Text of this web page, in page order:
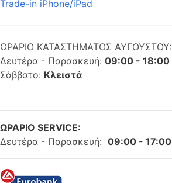
Trade-in iPhone/iPad
ΩΡΑΡΙΟ ΚΑΤΑΣΤΗΜΑΤΟΣ ΑΥΓΟΥΣΤΟΥ:
Δευτέρα - Παρασκευή: 09:00 - 18:00
Σάββατο: Κλειστά
ΩΡΑΡΙΟ SERVICE:
Δευτέρα - Παρασκευή: 09:00 - 17:00